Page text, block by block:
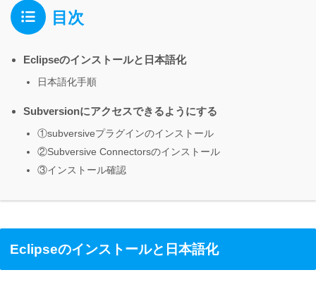
目次
Eclipseのインストールと日本語化
日本語化手順
Subversionにアクセスできるようにする
①subversiveプラグインのインストール
②Subversive Connectorsのインストール
③インストール確認
Eclipseのインストールと日本語化